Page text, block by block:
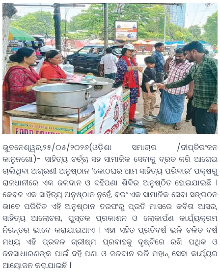
ଭୁବନେଶ୍ୱର,୨୫/୦୫/୨୦୨୬(ଓଡ଼ିଶା ସମାଚାର /ଦୀପ୍ତିରଂଜନ
କାନୁନଗୋ)- ସାହିତ୍ୟ ଚର୍ଚ୍ଚା ସହ ସାମାଜିକ ସେବାକୁ ବ୍ରତ କରି ଆଗେଇ
ଚାଲିଥିବା ଅଗ୍ରଣୀ ଅନୁଷ୍ଠାନ ‘କୋଠଘର ଆମ ସାହିତ୍ୟ ପରିବାର’ ପକ୍ଷରୁ
ରାଜଧାନୀରେ ଏକ ଜଳଦାନ ଓ ଦହିପଣା ଶିବିର ଅନୁଷ୍ଠିତ ହୋଇଯାଇଛି ।
କେବଳ ଏକ ସାହିତ୍ୟ ଅନୁଷ୍ଠାନ ନୁହେଁ, ବରଂ ଏକ ସାମାଜିକ ସେବା ସଙ୍ଗଠନ
ଭାବେ ପରିଚିତ ଏହି ଅନୁଷ୍ଠାନ ତରଫରୁ ପ୍ରତି ମାସରେ କବିତା ଆସର,
ସାହିତ୍ୟ ଆଲୋଚନା, ପୁସ୍ତକ ପ୍ରକାଶନ ଓ ଲୋକାର୍ପଣ କାର୍ଯ୍ୟକ୍ରମ
ନିରନ୍ତର ଭାବେ କରାଯାଇଥାଏ । ଏହା ସହିତ ପ୍ରତିବର୍ଷ ଭଳି ଚଳିତ ବର୍ଷ
ମଧ୍ୟ ଏହି ପ୍ରବଳ ଗ୍ରୀଷ୍ମ ପ୍ରବାହକୁ ଦୃଷ୍ଟିରେ ରଖି ପଥିକ ଓ
ଜନସାଧାରଣଙ୍କ ପାଇଁ ଦହି ପଣା ଓ ଜଳଦାନ ଭଳି ମହାନ୍ ସେବା କାର୍ଯ୍ୟର
ଆୟୋଜନ କରାଯାଇଛି ।